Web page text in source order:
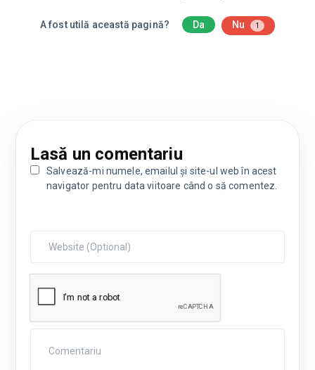
A fost utilă această pagină? Da Nu 1
Lasă un comentariu
Salvează-mi numele, emailul și site-ul web în acest
navigator pentru data viitoare când o să comentez.